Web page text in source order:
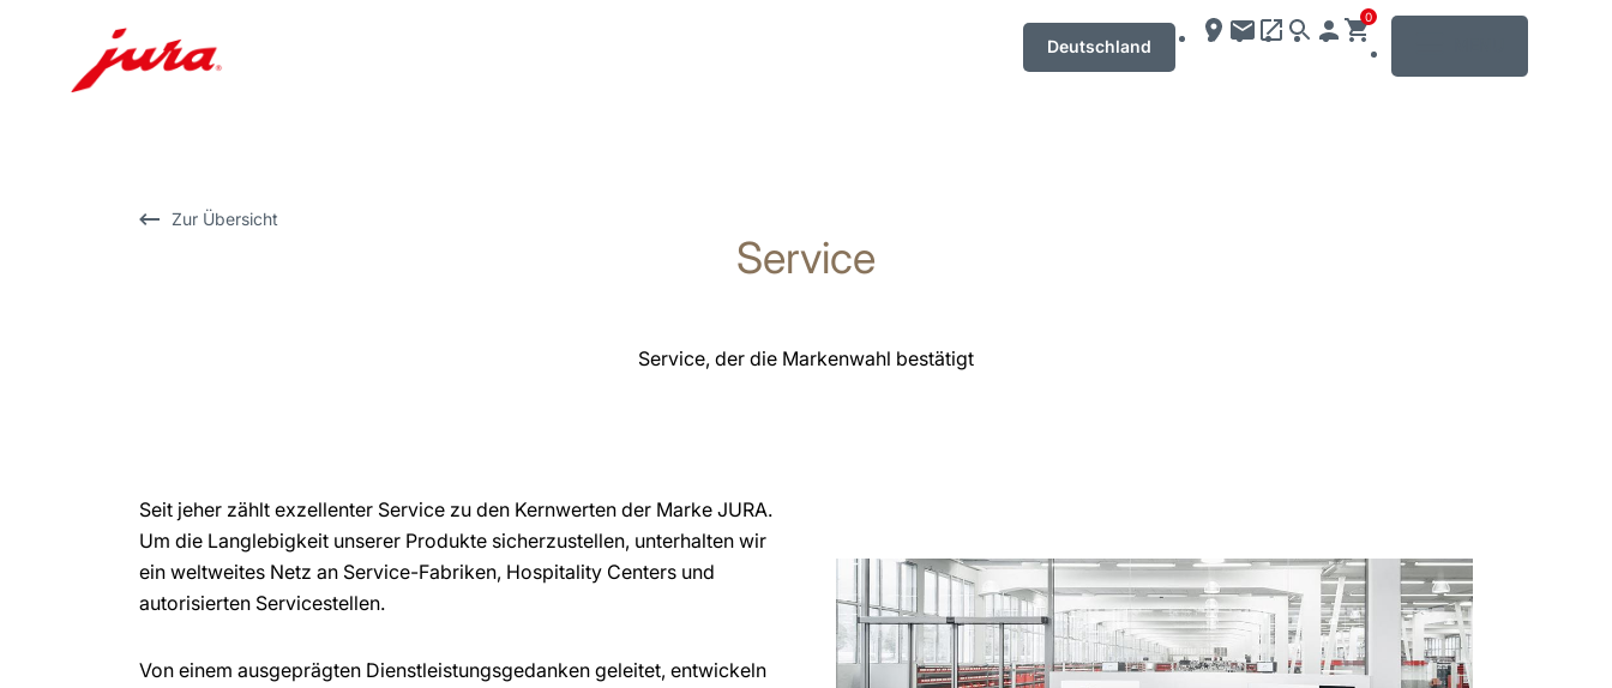
Deutschland
0
Zur Übersicht
Service
Service, der die Markenwahl bestätigt
Seit jeher zählt exzellenter Service zu den Kernwerten der Marke JURA.
Um die Langlebigkeit unserer Produkte sicherzustellen, unterhalten wir
ein weltweites Netz an Service-Fabriken, Hospitality Centers und
autorisierten Servicestellen.
Von einem ausgeprägten Dienstleistungsgedanken geleitet, entwickeln